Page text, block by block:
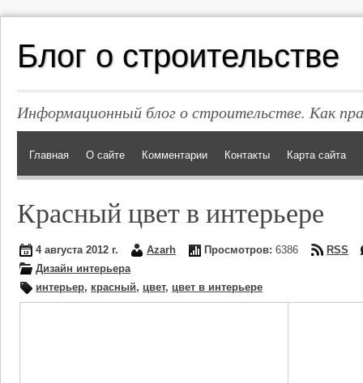
Блог о строительстве
Информационный блог о строительстве. Как
Главная О сайте Комментарии Контакты Карта сайта
Красный цвет в интерьере
4 августа 2012 г. Azarh Просмотров: 6386
RSS
Дизайн интерьера
интерьер, красный, цвет, цвет в интерьере